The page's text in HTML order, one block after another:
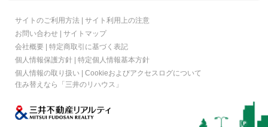
サイトのご利用方法 | サイト利用上の注意
お問い合わせ | サイトマップ
会社概要 | 特定商取引に基づく表記
個人情報保護方針 | 特定個人情報基本方針
個人情報の取り扱い | Cookieおよびアクセスログについて
住み替えなら
「三井のリハウス」